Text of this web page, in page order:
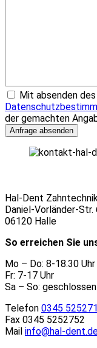
Mit absenden
der gemachten
Hal-Dent
Daniel-Vorländer-Str.
06120 Halle
So erreichen Sie
Mo – Do: 8-18.30 Uhr
Fr: 7-17 Uhr
Sa – So: geschlossen
Telefon 0345
Fax 0345 5252752
Mail info@hal-